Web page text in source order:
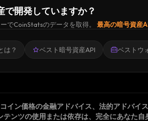
で開発していますか？
でCoinStatsのデータを取得。 最高の暗号資産
は？ ベスト暗号資産API ベストウ
イン価格の金融アドバイス、法的アドバ
ンツの使用または依存は、完全にあなた自